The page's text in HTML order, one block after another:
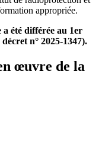
appropriée.
été différée au 1er
n° 2025-1347).
œuvre de la